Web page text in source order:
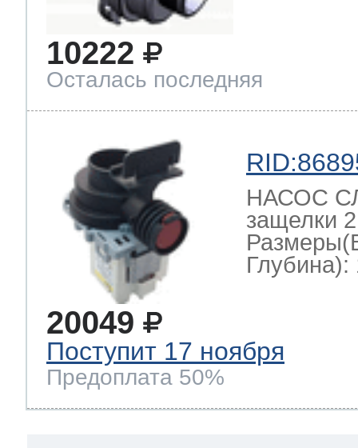
10222
Осталась последняя
НАСОС
защелки
Глубина):
20049
Поступит 17 ноября
Предоплата 50%